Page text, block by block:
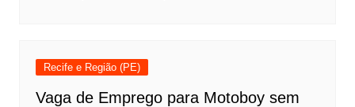
Recife e Região (PE)
Vaga de Emprego para Motoboy sem